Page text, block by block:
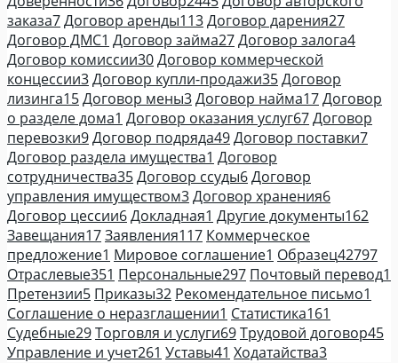
заказа7Договор аренды113Договор дарения27
Договор ДМС1 Договор займа27Договор залога4
Договор комиссии30Договор коммерческой
концессии3Договор купли-продажи35Договор
лизинга15Договор мены3Договор найма17Договор
о разделе дома1 Договор оказания услуг67Договор
перевозки9Договор подряда49Договор поставки7
Договор раздела имущества1 Договор
сотрудничества35Договор ссуды6Договор
управления имуществом3Договор хранения6
Договор цессии6Докладная1 Другие документы162
Завещания17Заявления117 Коммерческое
предложение1 Мировое соглашение1 Образец42797
Отраслевые351 Персональные297 Почтовый перевод1
Претензии5 Приказы32 Рекомендательное письмо1
Соглашение о неразглашении1 Статистика161
Судебные29Торговля и услуги69Трудовой договор45
Управление и учет261 Уставы41 Ходатайства3